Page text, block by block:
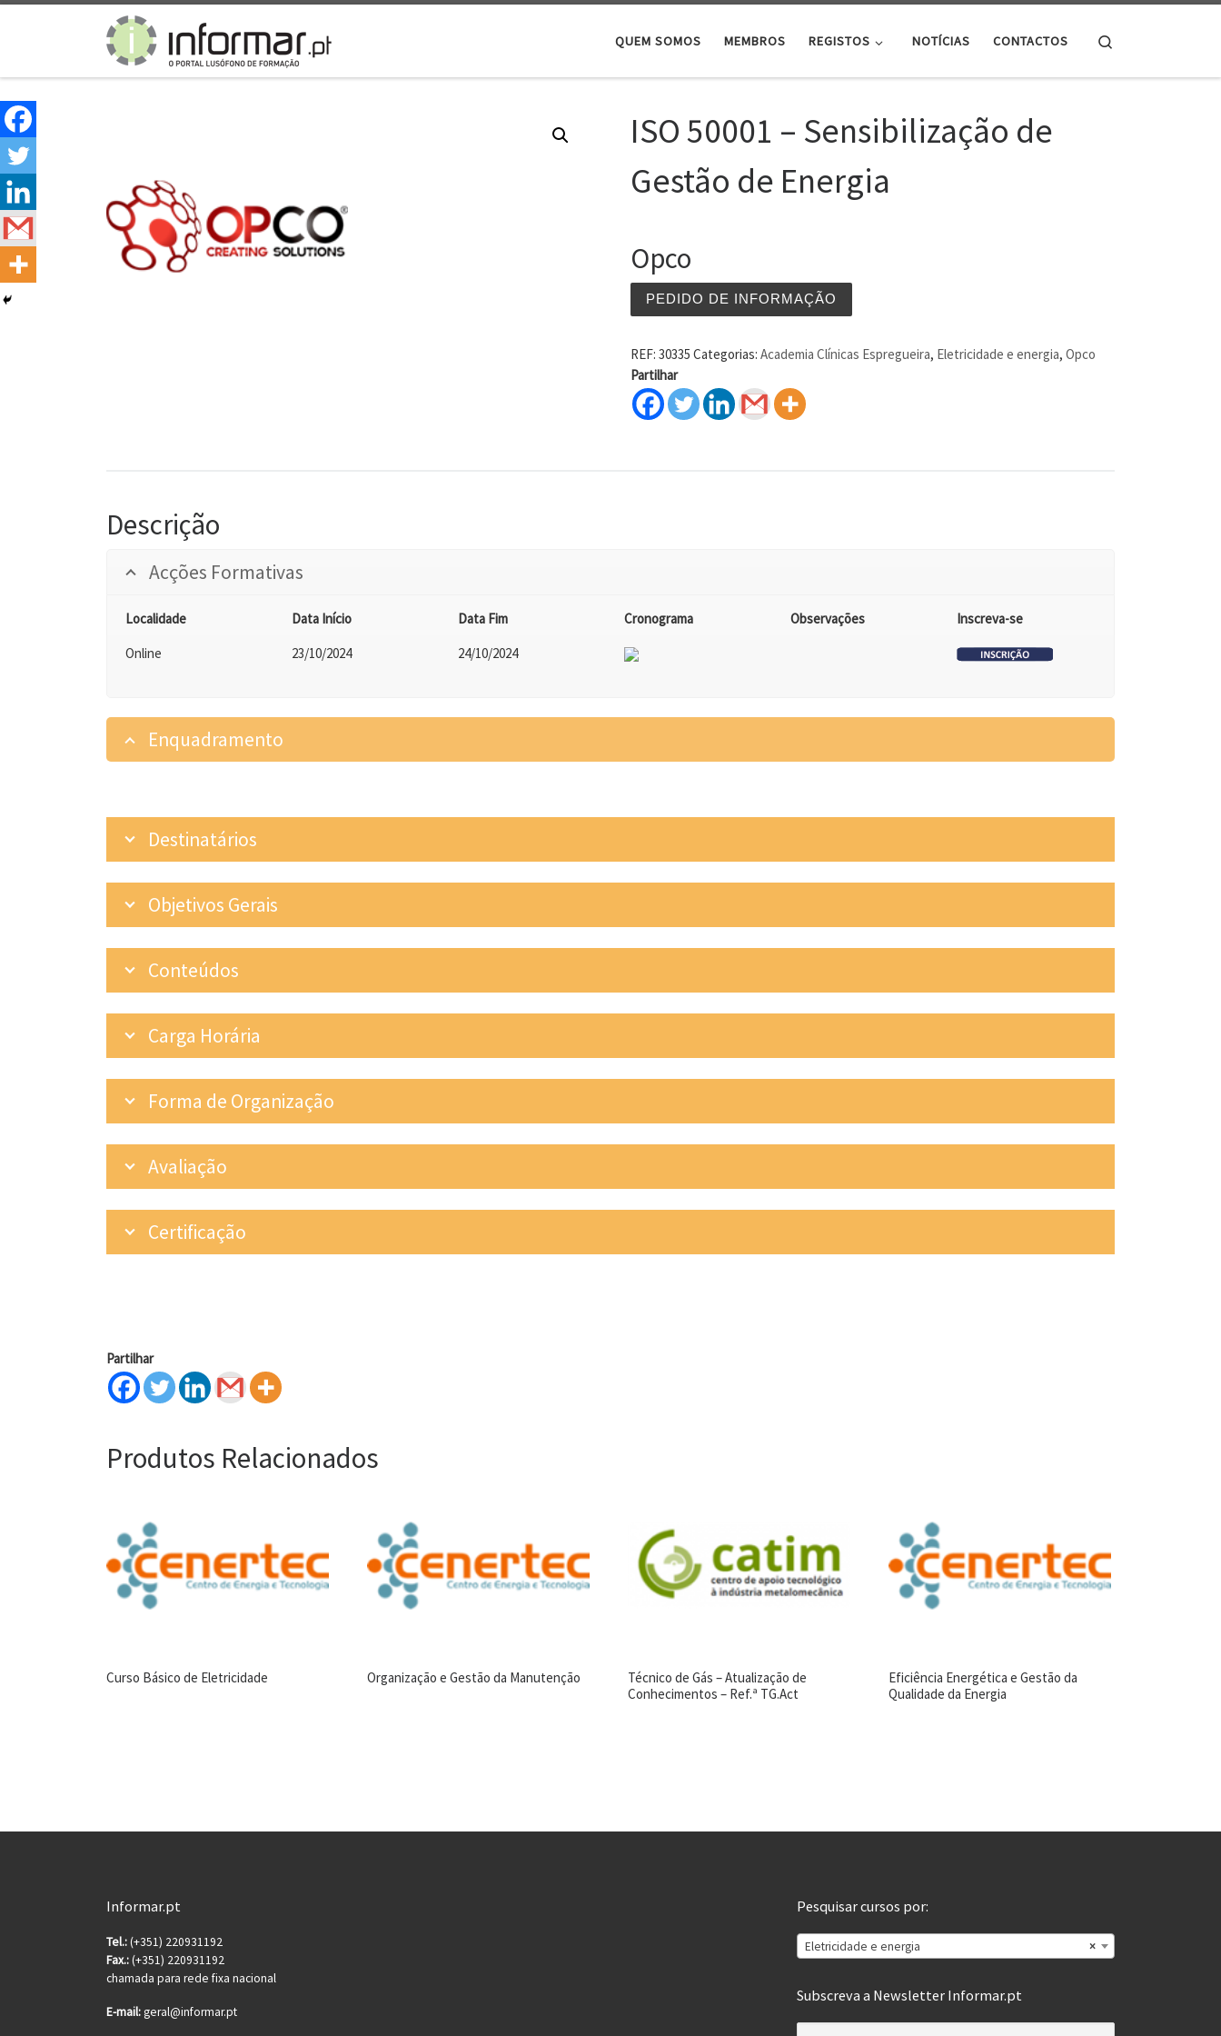
Skip to content
QUEM SOMOS MEMBROS REGISTOS NOTÍCIAS CONTACTOS
ISO 50001 – Sensibilização de
Gestão de Energia
Opco
PEDIDO DE INFORMAÇÃO
REF:30335 Categorias:Academia Clínicas Espregueira, Eletricidade e energia,Opco
Partilhar
Descrição
Acções Formativas
Localidade
Online
Data Início
23/10/2024
Data Fim
24/10/2024
Cronograma Observações Inscreva-se
Enquadramento
Destinatários
Objetivos Gerais
Conteúdos
Carga Horária
Forma de Organização
Avaliação
Certificação
Partilhar
Produtos Relacionados
Curso Básico de Eletricidade Organização e Gestão da Manutenção
Técnico de Gás – Atualização de
Conhecimentos – Ref.ª TG.Act
Eficiência Energética e Gestão da
Qualidade da Energia
Informar.pt
Tel.:(+351) 220931192
Fax.:(+351) 220931192
chamada para rede fixa nacional
E-mail:geral@informar.pt
Pesquisar cursos por:
×
Eletricidade e energia
Subscreva a Newsletter Informar.pt